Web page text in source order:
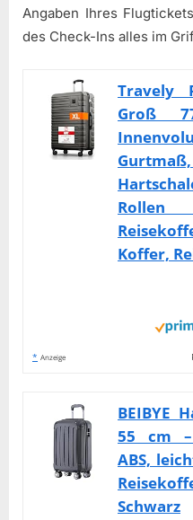
Angaben Ihres
des Check-Ins alles im
Travely
Groß
Rollen
Koffer,
* Anzeige
BEIBYE
55 cm –
ABS,
Schwarz